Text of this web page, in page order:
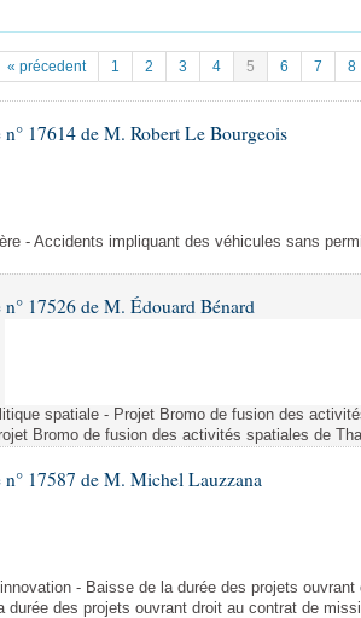
des lois
des lois
sociale
et orales
débats
référence
de l'Assemblée ... )
d'accès
droit
« précedent 1 2 3 4 5 6 7 8
n° 17614 de M. Robert Le Bourgeois
- Accidents impliquant des véhicules sans
n° 17526 de M. Édouard Bénard
spatiale - Projet Bromo de fusion des
Bromo de fusion des activités spatiales de
n° 17587 de M. Michel Lauzzana
- Baisse de la durée des projets
durée des projets ouvrant droit au contrat de